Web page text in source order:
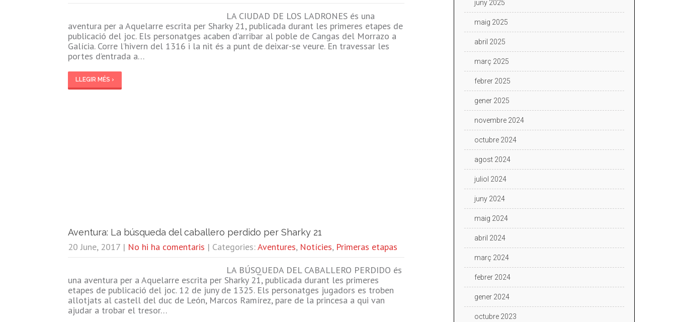
LA CIUDAD DE LOS LADRONES és una
aventura per a Aquelarre escrita per Sharky 21, publicada durant les primeres etapes de
publicació del joc. Els personatges acaben d’arribar al poble de Cangas del Morrazo a
Galícia. Corre l’hivern del 1316 i la nit és a punt de deixar-se veure. En travessar les
portes d’entrada a…
LLEGIR MÉS ›
Aventura: La búsqueda del caballero perdido per Sharky 21
20 June, 2017 | No hi ha comentaris | Categories:Aventures, Notícies, Primeras etapas
LA BÚSQUEDA DEL CABALLERO PERDIDO és
una aventura per a Aquelarre escrita per Sharky 21, publicada durant les primeres
etapes de publicació del joc. 12 de juny de 1325. Els personatges jugadors es troben
allotjats al castell del duc de León, Marcos Ramírez, pare de la princesa a qui van
ajudar a trobar el tresor…
juny 2025
maig 2025
abril 2025
març 2025
febrer 2025
gener 2025
novembre 2024
octubre 2024
agost 2024
juliol 2024
juny 2024
maig 2024
abril 2024
març 2024
febrer 2024
gener 2024
octubre 2023